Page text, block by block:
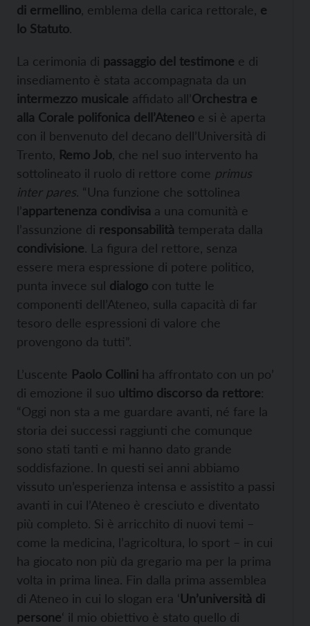
di ermellino , emblema della carica rettorale, e
lo Statuto.
La cerimonia di passaggio del testimone e di
insediamento è stata accompagnata da un
intermezzo musicale affidato all’Orchestra e
alla Corale polifonica dell’Ateneo e si è aperta
con il benvenuto del decano dell’Università di
Trento, Remo Job , che nel suo intervento ha
sottolineato il ruolo di rettore come primus
inter pares. “Una funzione che sottolinea
l’appartenenza condivisa a una comunità e
l’assunzione di responsabilità temperata dalla
condivisione. La figura del rettore, senza
essere mera espressione di potere politico,
punta invece sul dialogo con tutte le
componenti dell’Ateneo, sulla capacità di far
tesoro delle espressioni di valore che
provengono da tutti”.
L’uscente Paolo Collini ha affrontato con un po’
di emozione il suo ultimo discorso da rettore:
“Oggi non sta a me guardare avanti, né fare la
storia dei successi raggiunti che comunque
sono stati tanti e mi hanno dato grande
soddisfazione. In questi sei anni abbiamo
vissuto un’esperienza intensa e assistito a passi
avanti in cui l’Ateneo è cresciuto e diventato
più completo. Si è arricchito di nuovi temi –
come la medicina, l’agricoltura, lo sport – in cui
ha giocato non più da gregario ma per la prima
volta in prima linea. Fin dalla prima assemblea
di Ateneo in cui lo slogan era ‘Un’università di
persone‘ il mio obiettivo è stato quello di